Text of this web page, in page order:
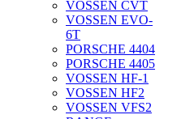
VOSSEN CVT
VOSSEN EVO-
6T
PORSCHE 4404
PORSCHE 4405
VOSSEN HF-1
VOSSEN HF2
VOSSEN VFS2